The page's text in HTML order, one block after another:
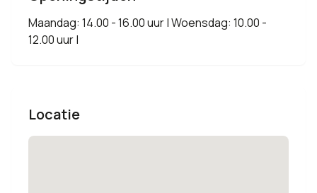
Maandag: 14.00 - 16.00 uur | Woensdag: 10.00 -
12.00 uur |
Locatie